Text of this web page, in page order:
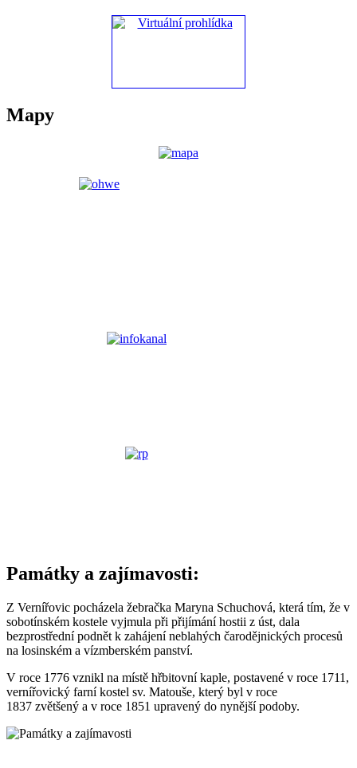
Mapy
Památky a zajímavosti:
Z Vernířovic pocházela žebračka Maryna Schuchová, která tím, že v
sobotínském kostele vyjmula při přijímání hostii z úst, dala
bezprostřední podnět k zahájení neblahých čarodějnických procesů
na losinském a vízmberském panství.
V roce 1776 vznikl na místě hřbitovní kaple, postavené v roce 1711,
vernířovický farní kostel sv. Matouše, který byl v roce
1837 zvětšený a v roce 1851 upravený do nynější podoby.